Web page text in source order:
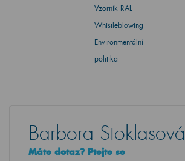
Vzorník RAL
Whistleblowing
Environmentální
politika
Barbora Stoklasová
Máte dotaz? Ptejte se